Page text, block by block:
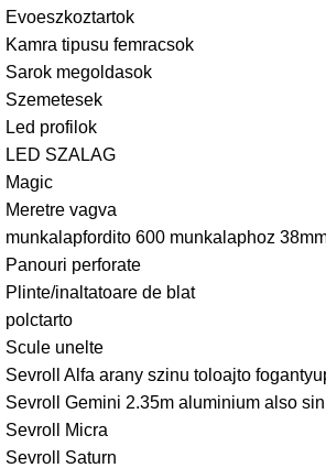
Evoeszkoztartok
Kamra tipusu femracsok
Sarok megoldasok
Szemetesek
Led profilok
LED SZALAG
Magic
Meretre vagva
munkalapfordito 600 munkalaphoz
Panouri perforate
Plinte/inaltatoare de blat
polctarto
Scule unelte
Sevroll Alfa arany szinu toloajto
Sevroll Gemini 2.35m aluminium also sin
Sevroll Micra
Sevroll Saturn